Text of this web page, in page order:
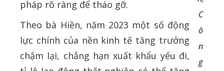
C
ô
n
g
pháp rõ ràng để tháo gỡ.
Theo bà Hiền, năm 2023 một số động
lực chính của nền kinh tế tăng trưởng
chậm lại, chẳng hạn xuất khẩu yếu đi,